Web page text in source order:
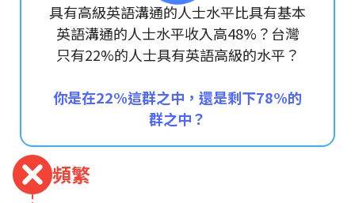
具有高級英語溝通的人士水平比具有基本
英語溝通的人士水平收入高48%？台灣
只有22%的人士具有英語高級的水平？
你是在22%這群之中，還是剩下78%的
群之中？
頻繁